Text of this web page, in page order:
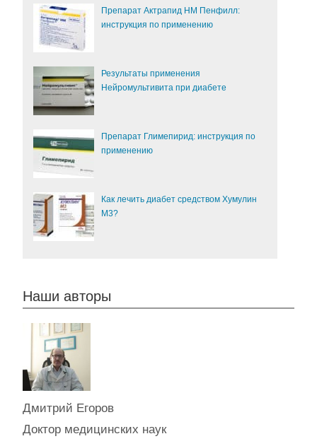
Препарат Актрапид НМ Пенфилл:
инструкция по применению
Результаты применения
Нейромультивита при диабете
Препарат Глимепирид: инструкция по
применению
Как лечить диабет средством Хумулин
М3?
Наши авторы
Дмитрий Егоров
Доктор медицинских наук